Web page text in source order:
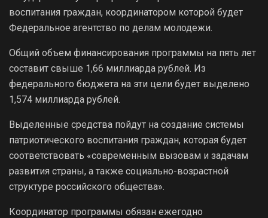
воспитания граждан, координатором которой будет
Федеральное агентство по делам молодежи.
Общий объем финансирования программы на пять лет
составит свыше 1,66 миллиарда рублей. Из
федерального бюджета на эти цели будет выделено
1,574 миллиарда рублей.
Выделенные средства пойдут на создание системы
патриотического воспитания граждан, которая будет
соответствовать «современным вызовам и задачам
развития страны, а также социально-возрастной
структуре российского общества».
Координатор программы обязан ежегодно